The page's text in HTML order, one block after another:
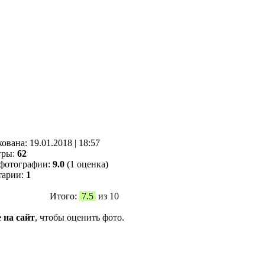
19.01.2018 | 18:57
62
9.0 (1 оценка)
1
Итого: 7.5 из 10
на сайт, чтобы оценить фото.